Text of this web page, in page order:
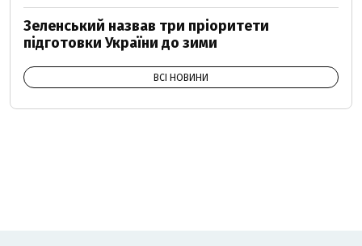
Зеленський назвав три пріоритети
підготовки України до зими
ВСІ НОВИНИ